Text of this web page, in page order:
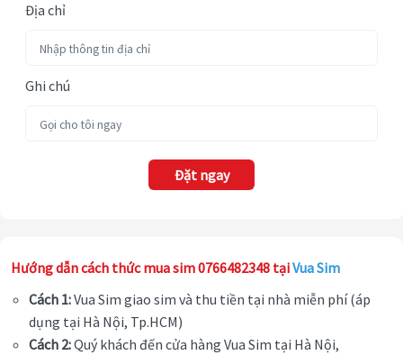
Địa chỉ
Ghi chú
Đặt ngay
Hướng dẫn cách thức mua sim 0766482348 tạiVua Sim
Cách 1:Vua Sim giao sim và thu tiền tại nhà miễn phí (áp
dụng tại Hà Nội, Tp.HCM)
Cách 2:Quý khách đến cửa hàng Vua Sim tại Hà Nội,